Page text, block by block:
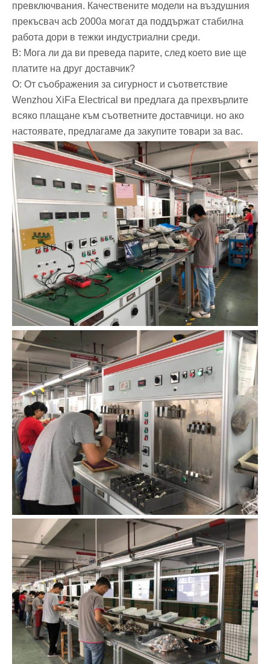
превключвания. Качествените модели на въздушния
прекъсвач acb 2000a могат да поддържат стабилна
работа дори в тежки индустриални среди.
В: Мога ли да ви преведа парите, след което вие ще
платите на друг доставчик?
О: От съображения за сигурност и съответствие
Wenzhou XiFa Electrical ви предлага да прехвърлите
всяко плащане към съответните доставчици. но ако
настоявате, предлагаме да закупите товари за вас.